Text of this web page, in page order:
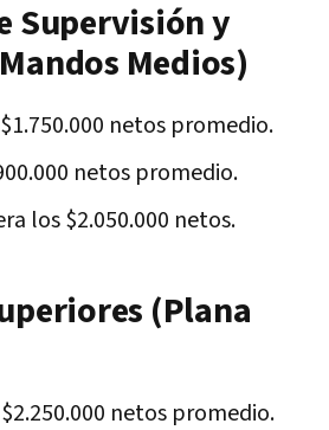
Supervisión y
Medios)
netos promedio.
netos promedio.
los $2.050.000 netos.
(Plana
netos promedio.